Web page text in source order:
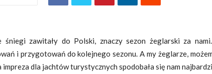
śniegi zawitały do Polski, znaczy sezon żeglarski za
i przygotowań do kolejnego sezonu. A my żeglarze,
impreza dla jachtów turystycznych spodobała się nam